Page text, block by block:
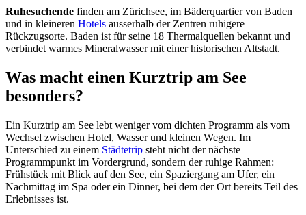
Ruhesuchende finden am Zürichsee, im Bäderquartier von Baden
und in kleineren Hotels ausserhalb der Zentren ruhigere
Rückzugsorte. Baden ist für seine 18 Thermalquellen bekannt und
verbindet warmes Mineralwasser mit einer historischen Altstadt.
Was macht einen Kurztrip am See
besonders?
Ein Kurztrip am See lebt weniger vom dichten Programm als vom
Wechsel zwischen Hotel, Wasser und kleinen Wegen. Im
Unterschied zu einem Städtetrip steht nicht der nächste
Programmpunkt im Vordergrund, sondern der ruhige Rahmen:
Frühstück mit Blick auf den See, ein Spaziergang am Ufer, ein
Nachmittag im Spa oder ein Dinner, bei dem der Ort bereits Teil des
Erlebnisses ist.